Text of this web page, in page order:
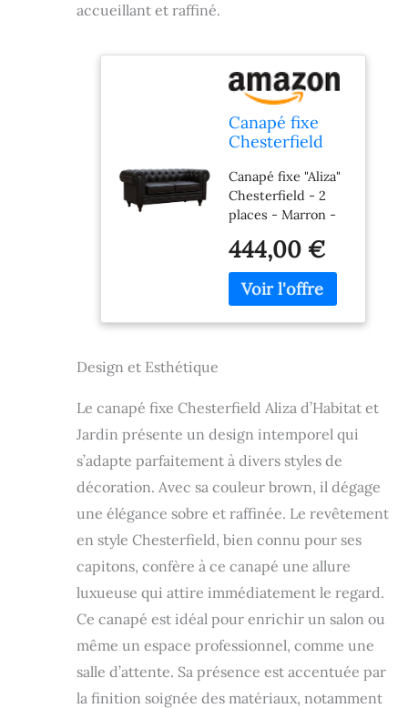
accueillant et raffiné.
Canapé fixe
Chesterfield
82 x 70 cm - 2
places -
Marron
Canapé fixe "Aliza"
Chesterfield - 2
places - Marron -
82 x 70 cm -
Revêtement en PU
capitonné - Design
British - Pieds en
bois
444,00 €
Design et Esthétique
Le canapé fixe Chesterfield Aliza d’Habitat et
Jardin présente un design intemporel qui
s’adapte parfaitement à divers styles de
décoration. Avec sa couleur brown, il dégage
une élégance sobre et raffinée. Le revêtement
en style Chesterfield, bien connu pour ses
capitons, confère à ce canapé une allure
luxueuse qui attire immédiatement le regard.
Ce canapé est idéal pour enrichir un salon ou
même un espace professionnel, comme une
salle d’attente. Sa présence est accentuée par
la finition soignée des matériaux, notamment